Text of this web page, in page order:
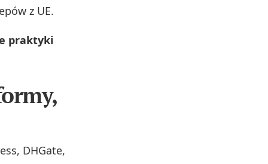
z UE.
praktyki
DHGate,